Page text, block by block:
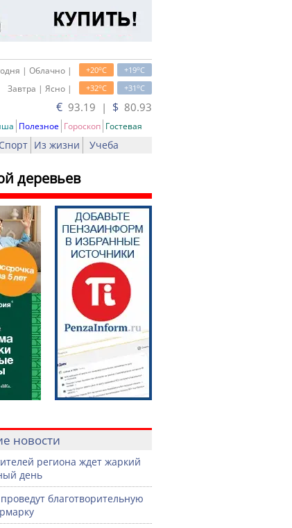
+19oC
+20oC
| Облачно |
+31oC
+32oC
Завтра | Ясно |
€ 93.19 | $ 80.93
Полезное Гороскоп Гостевая
Спорт Из жизни Учеба
деревьев
новости
региона ждет жаркий
день
благотворительную